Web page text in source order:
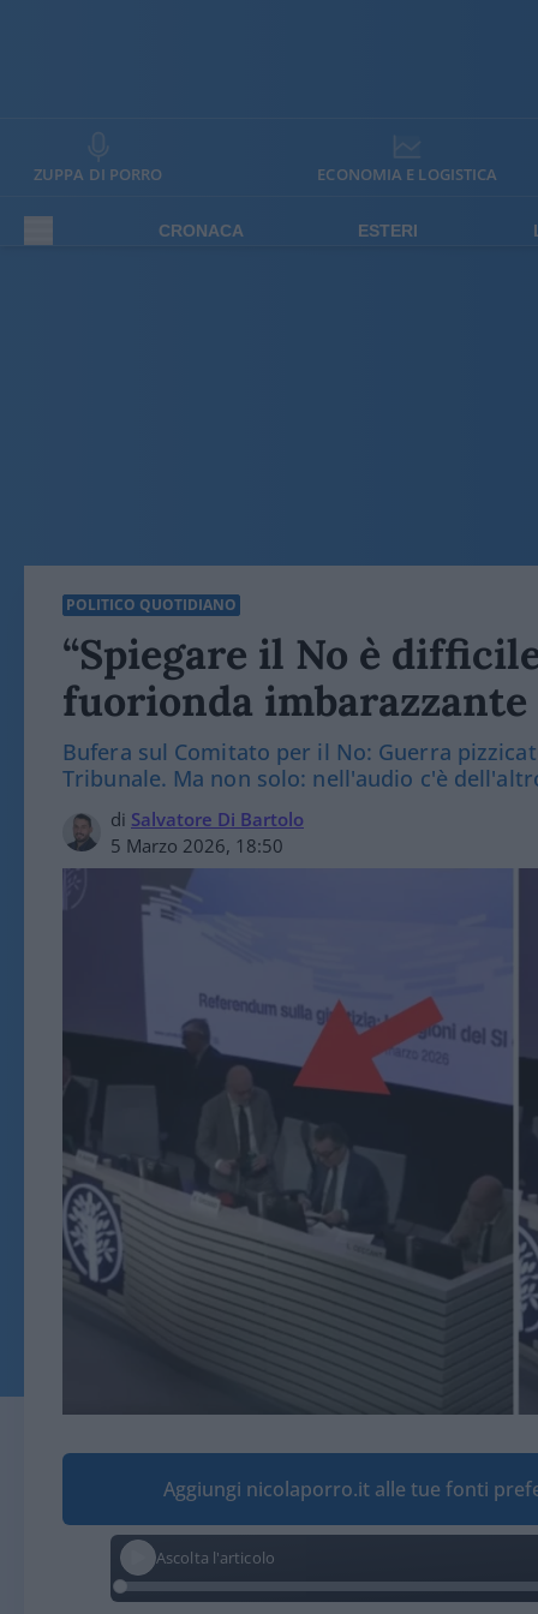
ZUPPA DI PORRO ECONOMIA E LOGISTICA
CRONACA ESTERI
POLITICO QUOTIDIANO
“Spiegare il No è
fuorionda imbarazzante
Bufera sul Comitato per il No: Guerra
Tribunale. Ma non solo: nell'audio c'è
di Salvatore Di Bartolo
5 Marzo 2026, 18:50
Aggiungi nicolaporro.it alle tue fonti
Ascolta l'articolo